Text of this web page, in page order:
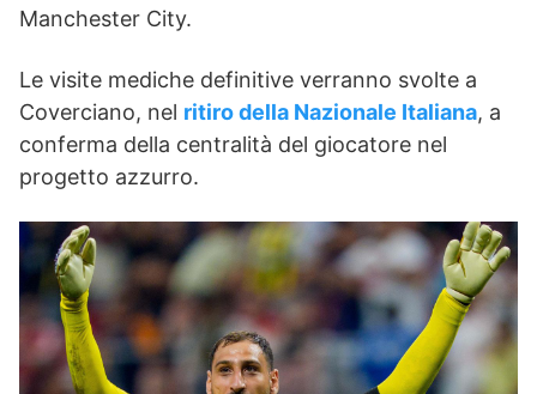
Manchester City.
Le visite mediche definitive verranno svolte a
Coverciano, nel ritiro della Nazionale Italiana, a
conferma della centralità del giocatore nel
progetto azzurro.